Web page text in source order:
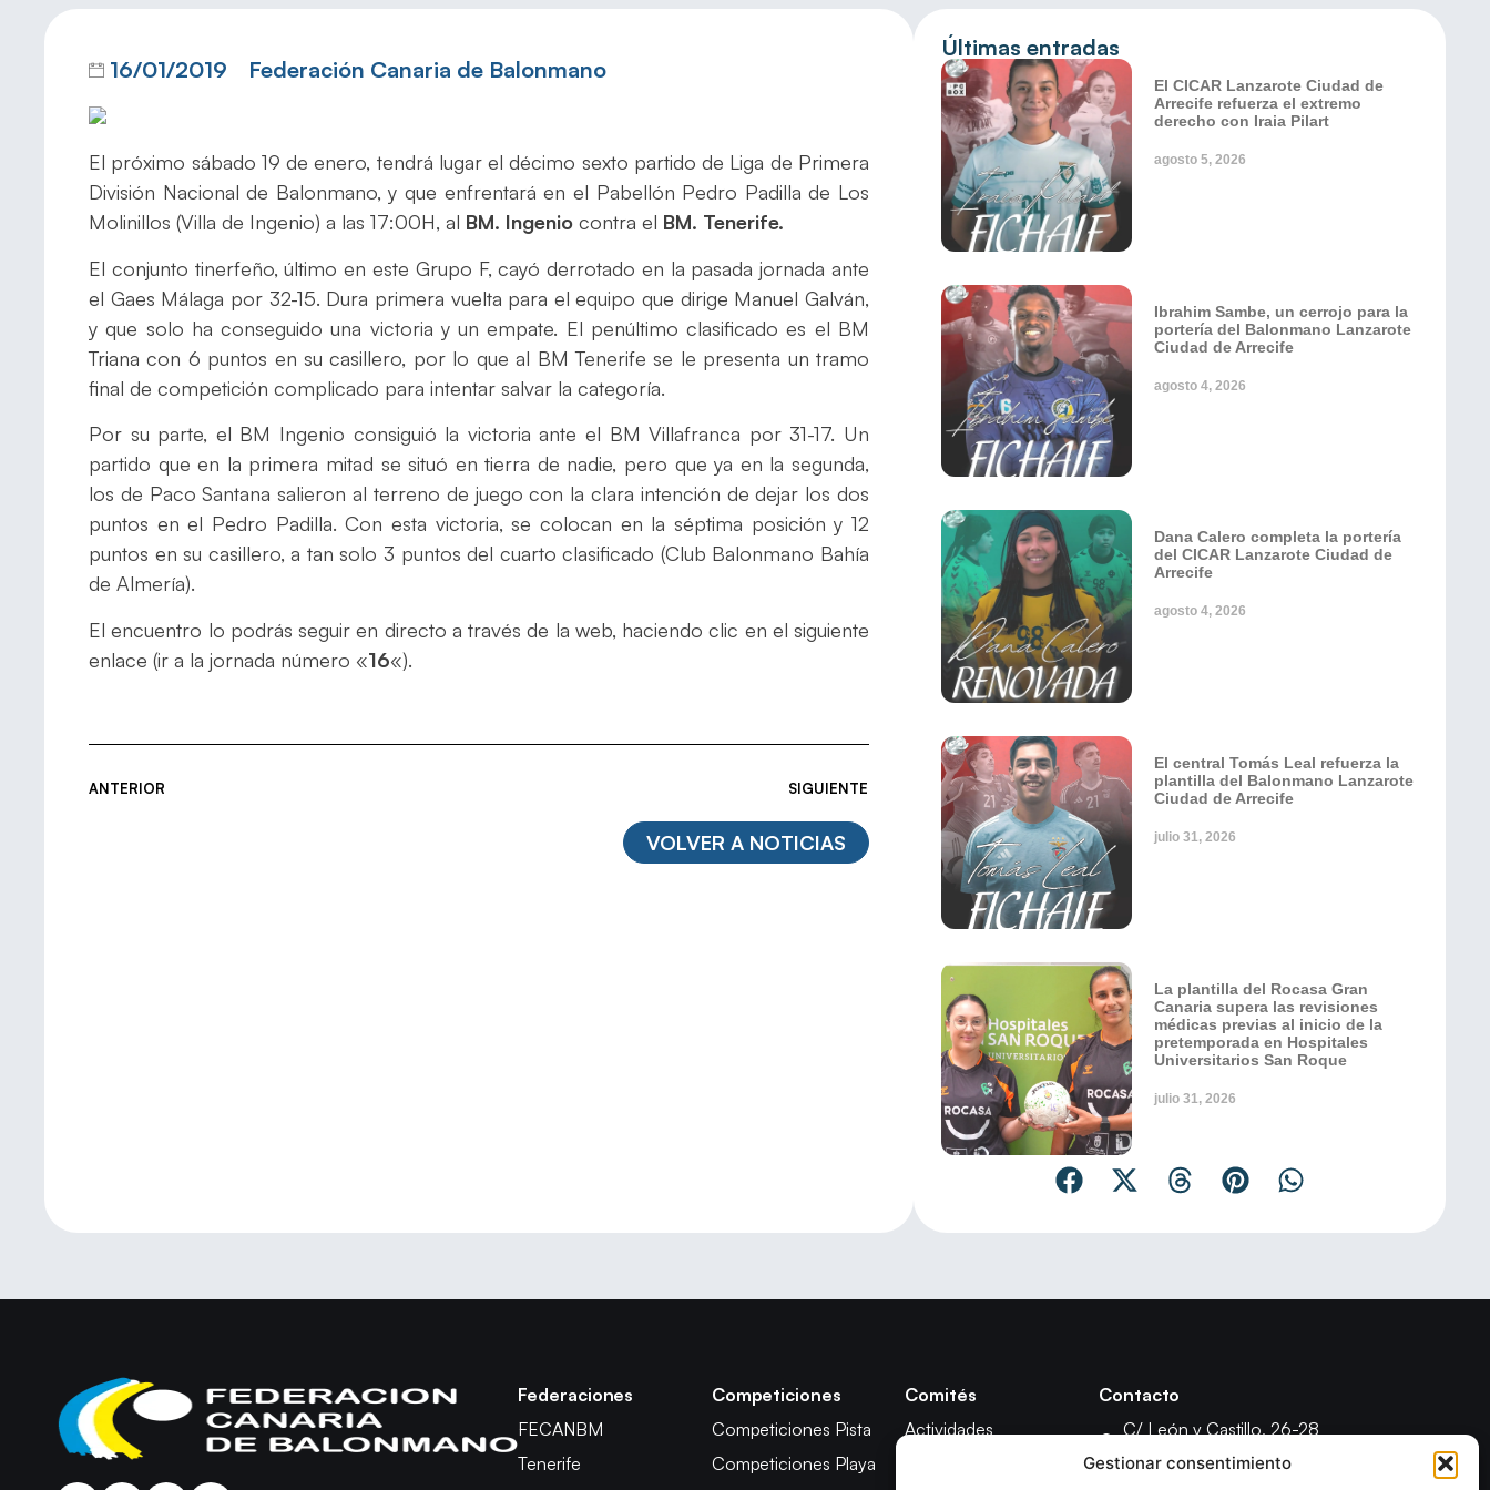
Gestionar consentimiento
16/01/2019 Federación Canaria de Balonmano
El próximo sábado 19 de enero, tendrá lugar el décimo sexto partido de Liga de Primera
División Nacional de Balonmano, y que enfrentará en el Pabellón Pedro Padilla de Los
Molinillos (Villa de Ingenio) a las 17:00H, al BM. Ingenio contra el BM. Tenerife.
El conjunto tinerfeño, último en este Grupo F, cayó derrotado en la pasada jornada ante
el Gaes Málaga por 32-15. Dura primera vuelta para el equipo que dirige Manuel Galván,
y que solo ha conseguido una victoria y un empate. El penúltimo clasificado es el BM
Triana con 6 puntos en su casillero, por lo que al BM Tenerife se le presenta un tramo
final de competición complicado para intentar salvar la categoría.
Por su parte, el BM Ingenio consiguió la victoria ante el BM Villafranca por 31-17. Un
partido que en la primera mitad se situó en tierra de nadie, pero que ya en la segunda,
los de Paco Santana salieron al terreno de juego con la clara intención de dejar los dos
puntos en el Pedro Padilla. Con esta victoria, se colocan en la séptima posición y 12
puntos en su casillero, a tan solo 3 puntos del cuarto clasificado (Club Balonmano Bahía
de Almería).
El encuentro lo podrás seguir en directo a través de la web, haciendo clic en el siguiente
enlace (ir a la jornada número «16«).
ANTERIOR SIGUIENTE
VOLVER A NOTICIAS
Últimas entradas
El CICAR Lanzarote Ciudad de
Arrecife refuerza el extremo
derecho con Iraia Pilart
agosto 5, 2026
Ibrahim Sambe, un cerrojo para la
portería del Balonmano Lanzarote
Ciudad de Arrecife
agosto 4, 2026
Dana Calero completa la portería
del CICAR Lanzarote Ciudad de
Arrecife
agosto 4, 2026
El central Tomás Leal refuerza la
plantilla del Balonmano Lanzarote
Ciudad de Arrecife
julio 31, 2026
La plantilla del Rocasa Gran
Canaria supera las revisiones
médicas previas al inicio de la
pretemporada en Hospitales
Universitarios San Roque
julio 31, 2026
Federaciones
FECANBM
Tenerife
Competiciones
Competiciones Pista
Competiciones Playa
Comités
Actividades
Contacto
C/ León y Castillo, 26-28
35003 - Las Palmas de Gran Canaria